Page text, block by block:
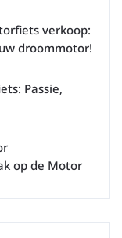
verkoop:
droommotor!
Passie,
op de Motor